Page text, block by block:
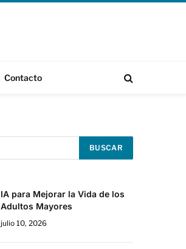
Contacto
IA para Mejorar la Vida de los
Adultos Mayores
julio 10, 2026